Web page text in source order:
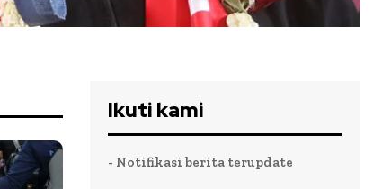
Ikuti kami
- Notifikasi berita terupdate